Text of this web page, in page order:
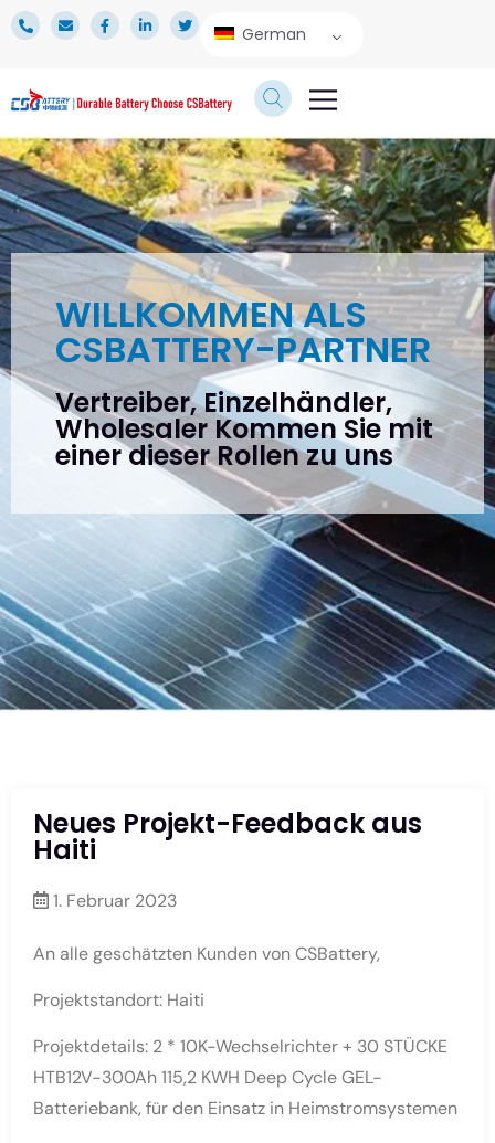
German
WILLKOMMEN ALS
CSBATTERY-PARTNER
Vertreiber, Einzelhändler,
Wholesaler Kommen Sie mit
einer dieser Rollen zu uns
Neues Projekt-Feedback aus
Haiti
1. Februar 2023
An alle geschätzten Kunden von CSBattery,
Projektstandort: Haiti
Projektdetails: 2 * 10K-Wechselrichter + 30 STÜCKE
HTB12V-300Ah 115,2 KWH Deep Cycle GEL-
Batteriebank, für den Einsatz in Heimstromsystemen